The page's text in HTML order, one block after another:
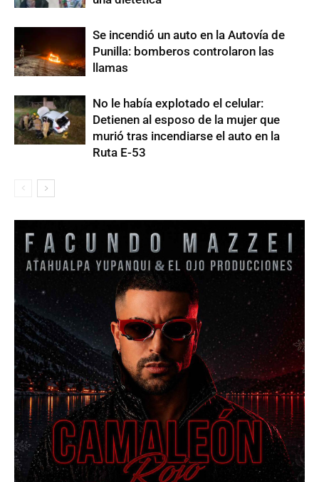
Se incendió un auto en la Autovía de
Punilla: bomberos controlaron las
llamas
No le había explotado el celular:
Detienen al esposo de la mujer que
murió tras incendiarse el auto en la
Ruta E-53